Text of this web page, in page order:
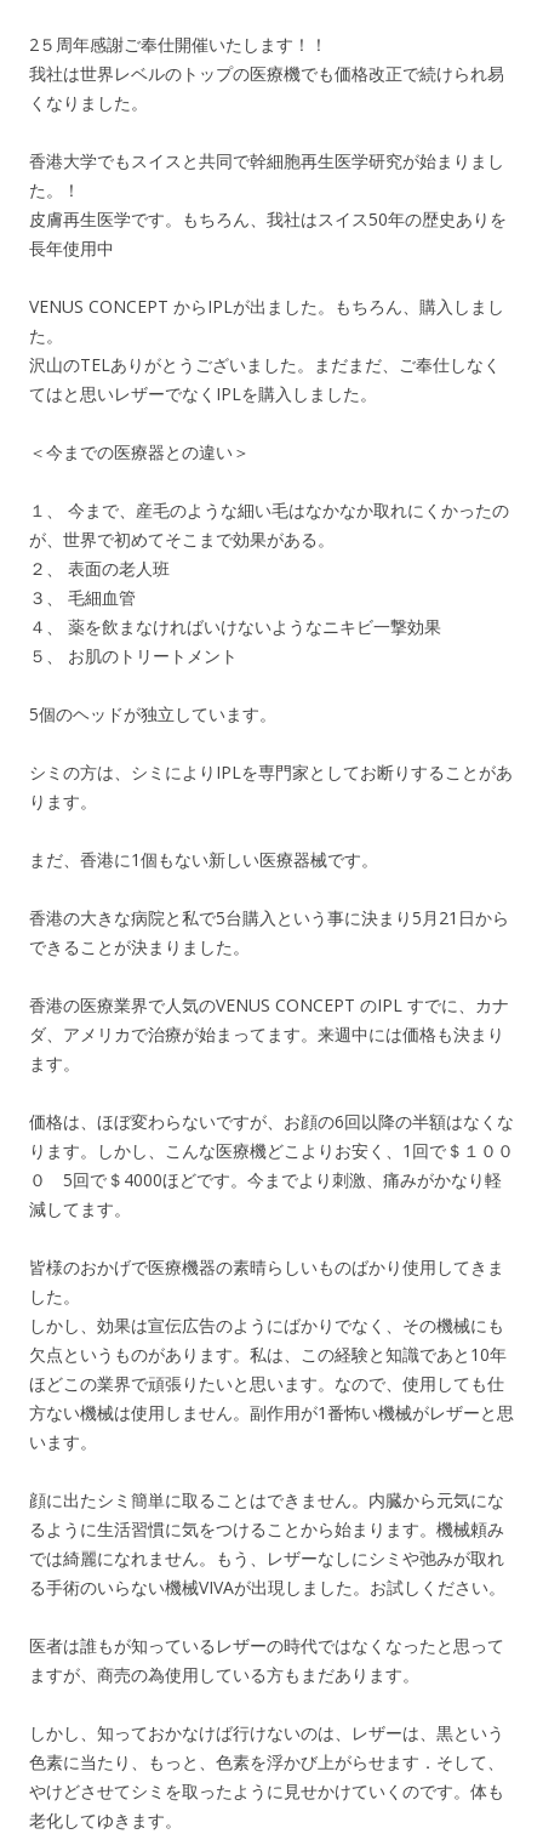
2５周年感謝ご奉仕開催いたします！！
我社は世界レベルのトップの医療機でも価格改正で続けられ易
くなりました。
香港大学でもスイスと共同で幹細胞再生医学研究が始まりまし
た。！
皮膚再生医学です。もちろん、我社はスイス50年の歴史ありを
長年使用中
VENUS CONCEPT からIPLが出ました。もちろん、購入しまし
た。
沢山のTELありがとうございました。まだまだ、ご奉仕しなく
てはと思いレザーでなくIPLを購入しました。
＜今までの医療器との違い＞
１、 今まで、産毛のような細い毛はなかなか取れにくかったの
が、世界で初めてそこまで効果がある。
２、 表面の老人班
３、 毛細血管
４、 薬を飲まなければいけないようなニキビ一撃効果
５、 お肌のトリートメント
5個のヘッドが独立しています。
シミの方は、シミによりIPLを専門家としてお断りすることがあ
ります。
まだ、香港に1個もない新しい医療器械です。
香港の大きな病院と私で5台購入という事に決まり5月21日から
できることが決まりました。
香港の医療業界で人気のVENUS CONCEPT のIPL すでに、カナ
ダ、アメリカで治療が始まってます。来週中には価格も決まり
ます。
価格は、ほぼ変わらないですが、お顔の6回以降の半額はなくな
ります。しかし、こんな医療機どこよりお安く、1回で＄１００
０ 5回で＄4000ほどです。今までより刺激、痛みがかなり軽
減してます。
皆様のおかげで医療機器の素晴らしいものばかり使用してきま
した。
しかし、効果は宣伝広告のようにばかりでなく、その機械にも
欠点というものがあります。私は、この経験と知識であと10年
ほどこの業界で頑張りたいと思います。なので、使用しても仕
方ない機械は使用しません。副作用が1番怖い機械がレザーと思
います。
顔に出たシミ簡単に取ることはできません。内臓から元気にな
るように生活習慣に気をつけることから始まります。機械頼み
では綺麗になれません。もう、レザーなしにシミや弛みが取れ
る手術のいらない機械VIVAが出現しました。お試しください。
医者は誰もが知っているレザーの時代ではなくなったと思って
ますが、商売の為使用している方もまだあります。
しかし、知っておかなけば行けないのは、レザーは、黒という
色素に当たり、もっと、色素を浮かび上がらせます．そして、
やけどさせてシミを取ったように見せかけていくのです。体も
老化してゆきます。